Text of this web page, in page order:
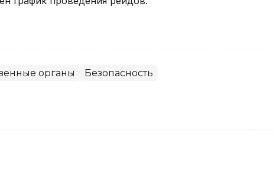
органы Безопасность